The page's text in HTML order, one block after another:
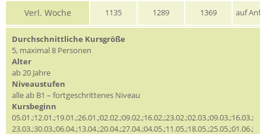
Verl. Woche
1135 1289 1369 auf
Durchschnittliche Kursgröße
5, maximal 8 Personen
Alter
ab 20 Jahre
Niveaustufen
alle ab B1 – fortgeschrittenes Niveau
Kursbeginn
05.01.;12.01.;19.01.;26.01.;02.02.;09.02.;16.02.;23.02.;02.03.;09.03.;16.03.;
23.03.;30.03.;06.04.;13.04.;20.04.;27.04.;04.05.;11.05.;18.05.;25.05.;01.06.;